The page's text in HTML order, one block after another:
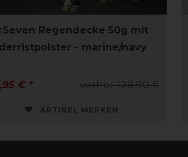
Regendecke 50g mit
- marine/navy
vorher 129,90 €
€ *
ARTIKEL MERKEN